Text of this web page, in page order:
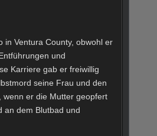
in Ventura County, obwohl er
und
Karriere gab er freiwillig
seine Frau und den
wenn er die Mutter geopfert
an dem Blutbad und